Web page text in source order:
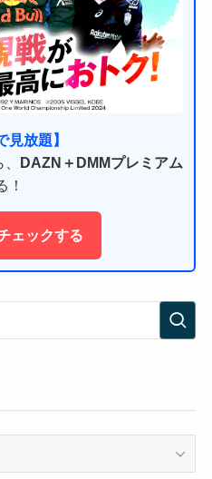
見放題】
DAZN＋DMMプレミアム
！
ェックする